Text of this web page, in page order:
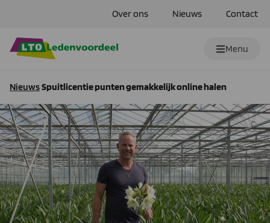
Over ons Nieuws Contact
Menu
NieuwsSpuitlicentie punten gemakkelijk online halen